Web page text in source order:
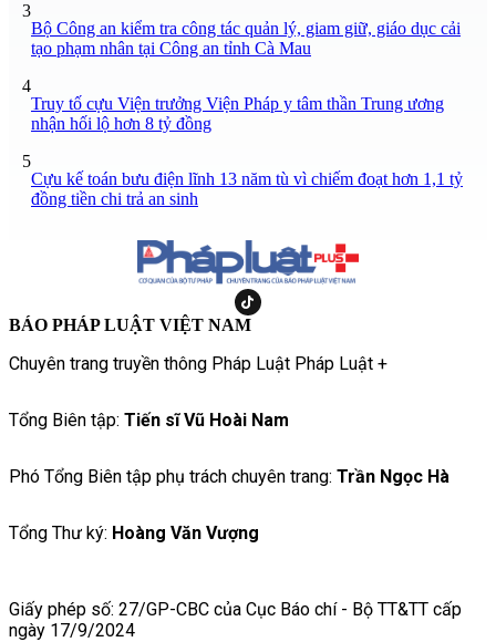
3
Bộ Công an kiểm tra công tác quản lý, giam giữ, giáo dục cải
tạo phạm nhân tại Công an tỉnh Cà Mau
4
Truy tố cựu Viện trưởng Viện Pháp y tâm thần Trung ương
nhận hối lộ hơn 8 tỷ đồng
5
Cựu kế toán bưu điện lĩnh 13 năm tù vì chiếm đoạt hơn 1,1 tỷ
đồng tiền chi trả an sinh
BÁO PHÁP LUẬT VIỆT NAM
Chuyên trang truyền thông Pháp Luật Pháp Luật +
Tổng Biên tập: Tiến sĩ Vũ Hoài Nam
Phó Tổng Biên tập phụ trách chuyên trang: Trần Ngọc Hà
Tổng Thư ký: Hoàng Văn Vượng
Giấy phép số: 27/GP-CBC của Cục Báo chí - Bộ TT&TT cấp
ngày 17/9/2024